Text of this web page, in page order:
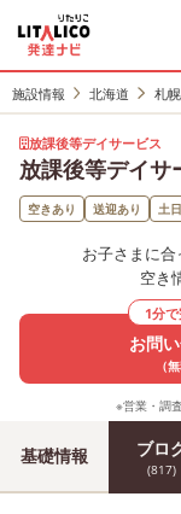
施設情報 北海道 札
放課後等デイサービス
放課後等デイサ
空きあり 送迎あり 土
お子さまに
空き
1分で
お問
（
※営業・調
基礎情報 ブロ
(817)